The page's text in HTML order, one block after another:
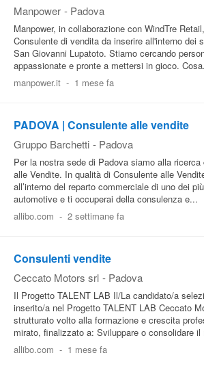
Manpower - Padova
Manpower, in collaborazione con WindTre
Consulente di vendita da inserire all'interno dei
San Giovanni Lupatoto. Stiamo cercando
appassionate e pronte a mettersi in gioco.
manpower.it - 1 mese fa
PADOVA | Consulente alle vendite
Gruppo Barchetti - Padova
Per la nostra sede di Padova siamo alla
alle Vendite. In qualità di Consulente alle
all’interno del reparto commerciale di uno dei
automotive e ti occuperai della consulenza e...
allibo.com - 2 settimane fa
Consulenti vendite
Ceccato Motors srl - Padova
Il Progetto TALENT LAB Il/La candidato/a
inserito/a nel Progetto TALENT LAB Ceccato
strutturato volto alla formazione e crescita
mirato, finalizzato a: Sviluppare o consolidare il
allibo.com - 1 mese fa